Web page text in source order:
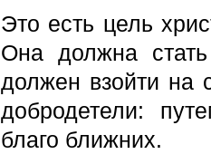
Это есть цель
Она должна
должен взойти
добродетели:
благо ближних.